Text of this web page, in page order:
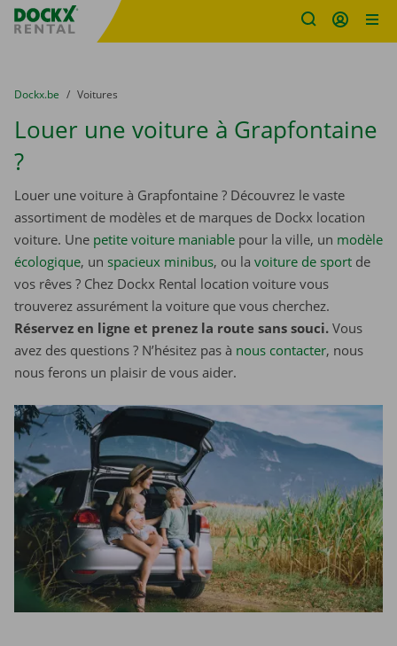
sitename
You are here:
du
Dockx.be to
Voitures
Louer une voiture à Grapfontaine
?
Louer une voiture à Grapfontaine ? Découvrez le vaste
assortiment de modèles et de marques de Dockx location
voiture. Une petite voiture maniable pour la ville, un modèle
écologique, un spacieux minibus, ou la voiture de sport de
vos rêves ? Chez Dockx Rental location voiture vous
trouverez assurément la voiture que vous cherchez.
Réservez en ligne et prenez la route sans souci. Vous
avez des questions ? N’hésitez pas à nous contacter, nous
nous ferons un plaisir de vous aider.